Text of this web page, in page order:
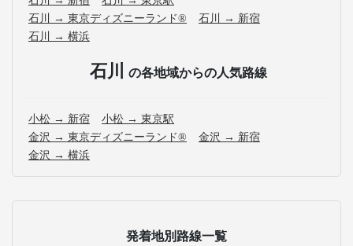
石川 → 東京ディズニーランド®
石川 → 新宿
石川 → 横浜
石川 の各地域からの人気路線
小松 → 新宿
小松 → 東京駅
金沢 → 東京ディズニーランド®
金沢 → 新宿
金沢 → 横浜
発着地別路線一覧